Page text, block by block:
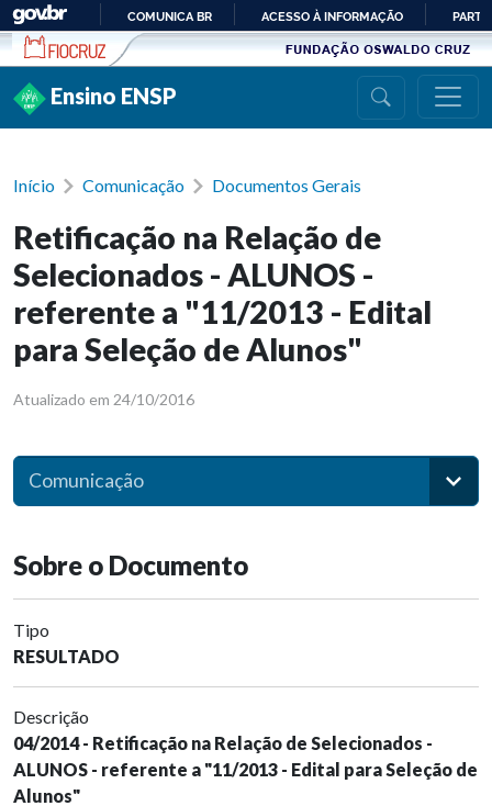
Ir para conteúdo
PARA
COMUNICA BR ACESSO À INFORMAÇÃO
Ensino ENSP
Início Comunicação Documentos Gerais
Retificação na Relação de
Selecionados - ALUNOS -
referente a "11/2013 - Edital
para Seleção de Alunos"
Atualizado em 24/10/2016
Comunicação
Sobre o Documento
Tipo
RESULTADO
Descrição
04/2014 - Retificação na Relação de Selecionados -
ALUNOS - referente a "11/2013 - Edital para Seleção de
Alunos"